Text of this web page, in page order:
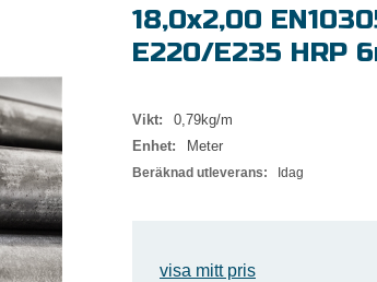
18,0x2,00
E220/E235 HRP
Vikt:
0,79kg/m
Enhet:
Meter
Beräknad utleverans: Idag
visa mitt pris